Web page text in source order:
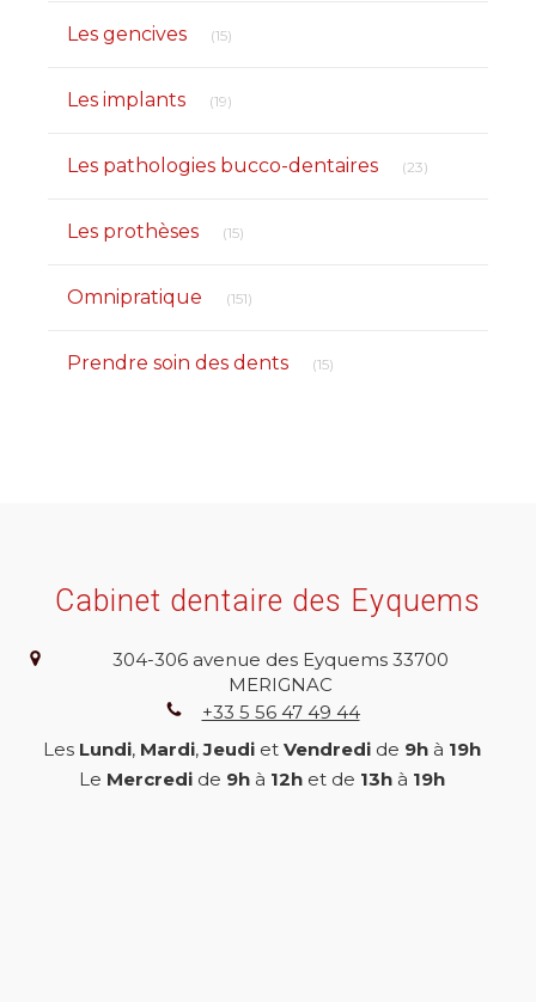
Les gencives (15)
Les implants (19)
Les pathologies bucco-dentaires (23)
Les prothèses (15)
Omnipratique (151)
Prendre soin des dents (15)
Cabinet dentaire des Eyquems
304-306 avenue des Eyquems 33700
MERIGNAC
+33 5 56 47 49 44
Les Lundi, Mardi,Jeudi et Vendredi de 9h à 19h
Le Mercredi de 9h à 12h et de 13h à 19h